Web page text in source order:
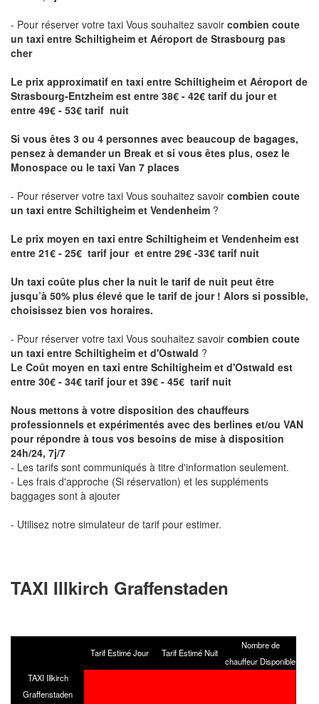
- Pour réserver votre taxi Vous souhaitez savoir combien coute
un taxi entre Schiltigheim et Aéroport de Strasbourg pas
cher
Le prix approximatif en taxi entre Schiltigheim et Aéroport de
Strasbourg-Entzheim est entre 38€ - 42€ tarif du jour et
entre 49€ - 53€ tarif nuit
Si vous êtes 3 ou 4 personnes avec beaucoup de bagages,
pensez à demander un Break et si vous êtes plus, osez le
Monospace ou le taxi Van 7 places
- Pour réserver votre taxi Vous souhaitez savoir combien coute
un taxi entre Schiltigheim et Vendenheim ?
Le prix moyen en taxi entre Schiltigheim et Vendenheim est
entre 21€ - 25€ tarif jour et entre 29€ -33€ tarif nuit
Un taxi coûte plus cher la nuit le tarif de nuit peut être
jusqu’à 50% plus élevé que le tarif de jour ! Alors si possible,
choisissez bien vos horaires.
- Pour réserver votre taxi Vous souhaitez savoir combien coute
un taxi entre Schiltigheim et d'Ostwald ?
Le Coût moyen en taxi entre Schiltigheim et d'Ostwald est
entre 30€ - 34€ tarif jour et 39€ - 45€ tarif nuit
Nous mettons à votre disposition des chauffeurs
professionnels et expérimentés avec des berlines et/ou VAN
pour répondre à tous vos besoins de mise à disposition
24h/24, 7j/7
- Les tarifs sont communiqués à titre d'information seulement.
- Les frais d'approche (Si réservation) et les suppléments
baggages sont à ajouter
- Utilisez notre simulateur de tarif pour estimer.
TAXI Illkirch Graffenstaden
Tarif Estimé Jour Tarif Estimé Nuit
Nombre de
chauffeur Disponible
TAXI Illkirch
Graffenstaden